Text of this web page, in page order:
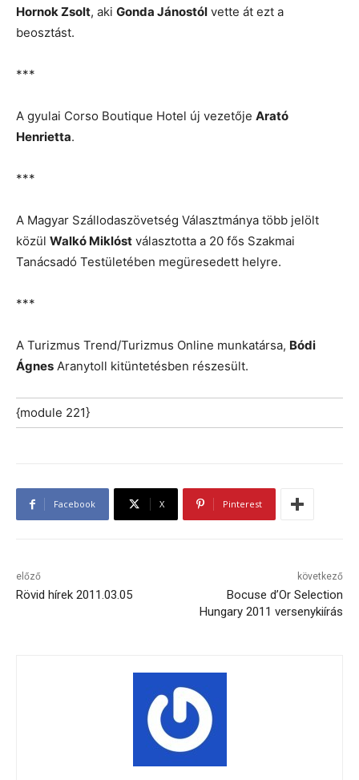
Hornok Zsolt, aki Gonda Jánostól vette át ezt a
beosztást.
***
A gyulai Corso Boutique Hotel új vezetője Arató
Henrietta.
***
A Magyar Szállodaszövetség Választmánya több jelölt
közül Walkó Miklóst választotta a 20 fős Szakmai
Tanácsadó Testületében megüresedett helyre.
***
A Turizmus Trend/Turizmus Online munkatársa, Bódi
Ágnes Aranytoll kitüntetésben részesült.
{module 221}
Facebook X Pinterest
előző
Rövid hírek 2011.03.05
következő
Bocuse d’Or Selection
Hungary 2011 versenykiírás